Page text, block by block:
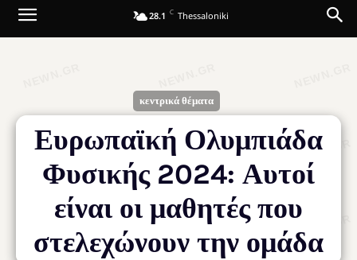
28.1 C Thessaloniki
κεντρικά θέματα
Ευρωπαϊκή Ολυμπιάδα
Φυσικής 2024: Αυτοί
είναι οι μαθητές που
στελεχώνουν την ομάδα